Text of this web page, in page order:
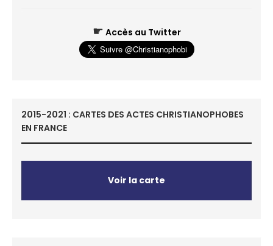
☛ Accès au Twitter
2015-2021 : CARTES DES ACTES CHRISTIANOPHOBES
EN FRANCE
Voir la carte